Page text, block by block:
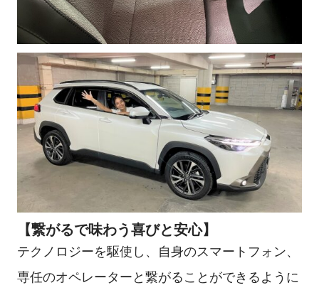
【繋がるで味わう喜びと安心】
テクノロジーを駆使し、自身のスマートフォン、
専任のオペレーターと繋がることができるように